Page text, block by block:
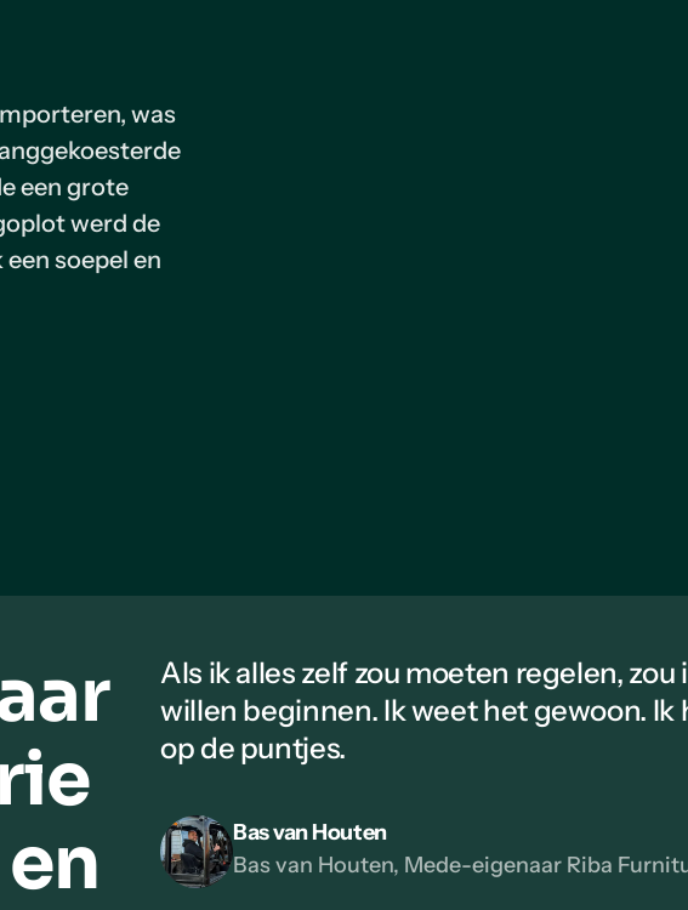
was
een grote
werd de
soepel en
Als ik alles zelf zou moeten regelen, zou
willen beginnen. Ik weet het gewoon.
op de puntjes.
Bas van Houten
Bas van Houten, Mede-eigenaar Riba